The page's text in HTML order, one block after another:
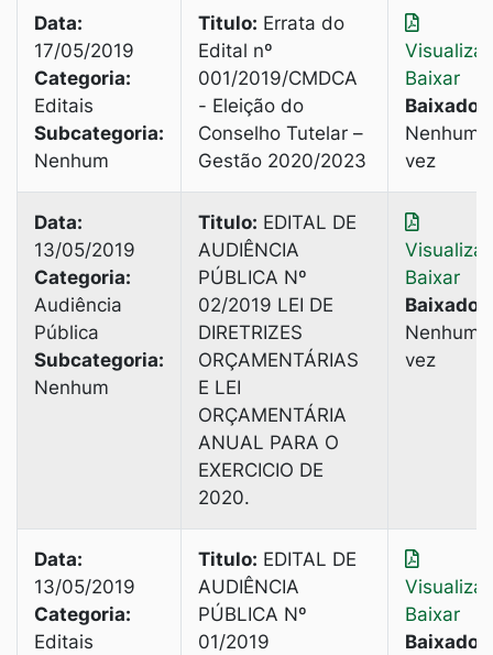
Data:
17/05/2019
Categoria:
Editais
Subcategoria:
Nenhum
Titulo: Errata do
Edital nº
001/2019/CMDCA
- Eleição do
Conselho Tutelar –
Gestão 2020/2023
Baixar
Baixado:
Nenhuma
vez
Data:
13/05/2019
Categoria:
Audiência
Pública
Subcategoria:
Nenhum
Titulo: EDITAL DE
AUDIÊNCIA
PÚBLICA Nº
02/2019 LEI DE
DIRETRIZES
ORÇAMENTÁRIAS
E LEI
ORÇAMENTÁRIA
ANUAL PARA O
EXERCICIO DE
2020.
Baixar
Baixado:
Nenhuma
vez
Data:
13/05/2019
Categoria:
Editais
Titulo: EDITAL DE
AUDIÊNCIA
PÚBLICA Nº
01/2019
Baixar
Baixado: